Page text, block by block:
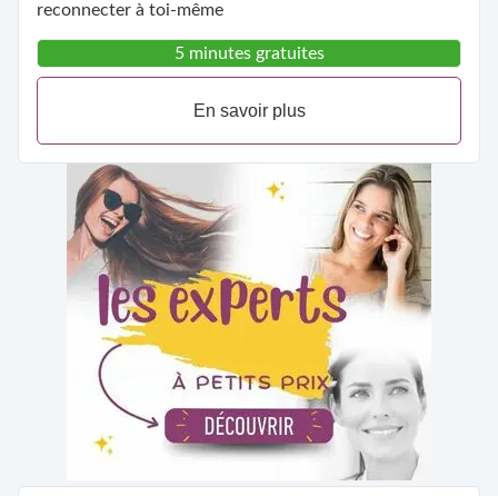
reconnecter à toi-même
5 minutes gratuites
En savoir plus